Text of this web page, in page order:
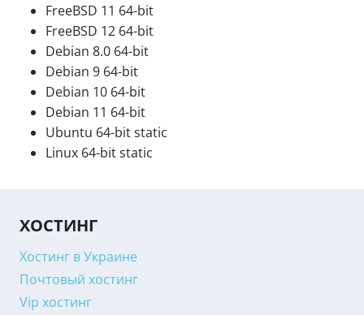
FreeBSD 11 64-bit
FreeBSD 12 64-bit
Debian 8.0 64-bit
Debian 9 64-bit
Debian 10 64-bit
Debian 11 64-bit
Ubuntu 64-bit static
Linux 64-bit static
ХОСТИНГ
Хостинг в Украине
Почтовый хостинг
Vip хостинг